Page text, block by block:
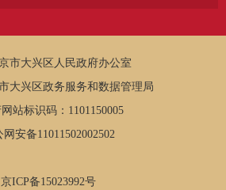
市大兴区人民政府办公室
大兴区政务服务和数据管理局
站标识码：1101150005
网安备11011502002502
京ICP备15023992号